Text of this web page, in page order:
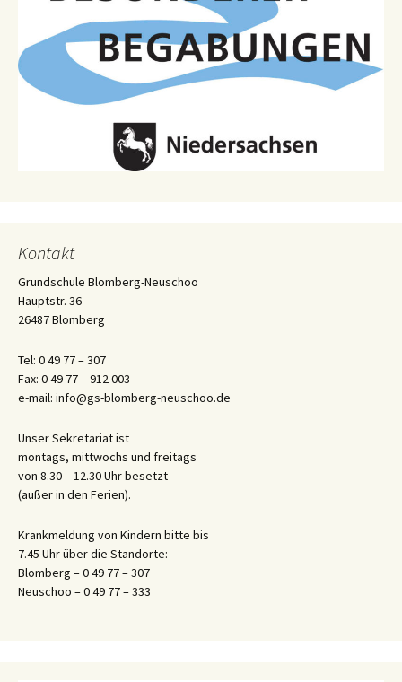
Kontakt
Grundschule Blomberg-Neuschoo
Hauptstr. 36
26487 Blomberg
Tel: 0 49 77 – 307
Fax: 0 49 77 – 912 003
e-mail: info@gs-blomberg-neuschoo.de
Unser Sekretariat ist
montags, mittwochs und freitags
von 8.30 – 12.30 Uhr besetzt
(außer in den Ferien).
Krankmeldung von Kindern bitte bis
7.45 Uhr über die Standorte:
Blomberg – 0 49 77 – 307
Neuschoo – 0 49 77 – 333